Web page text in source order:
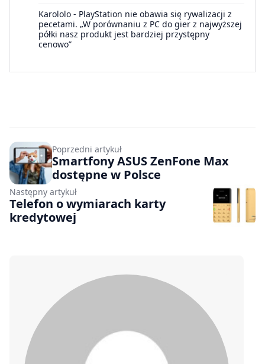
Karololo - PlayStation nie obawia się rywalizacji z
pecetami. „W porównaniu z PC do gier z najwyższej
półki nasz produkt jest bardziej przystępny
cenowo”
Poprzedni artykuł
Smartfony ASUS ZenFone Max
dostępne w Polsce
Następny artykuł
Telefon o wymiarach karty
kredytowej